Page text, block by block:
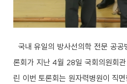
국내 유일의 방사선의학 전문 공
론회가 지난 4월 28일 국회의원회
린 이번 토론회는 원자력병원이 직